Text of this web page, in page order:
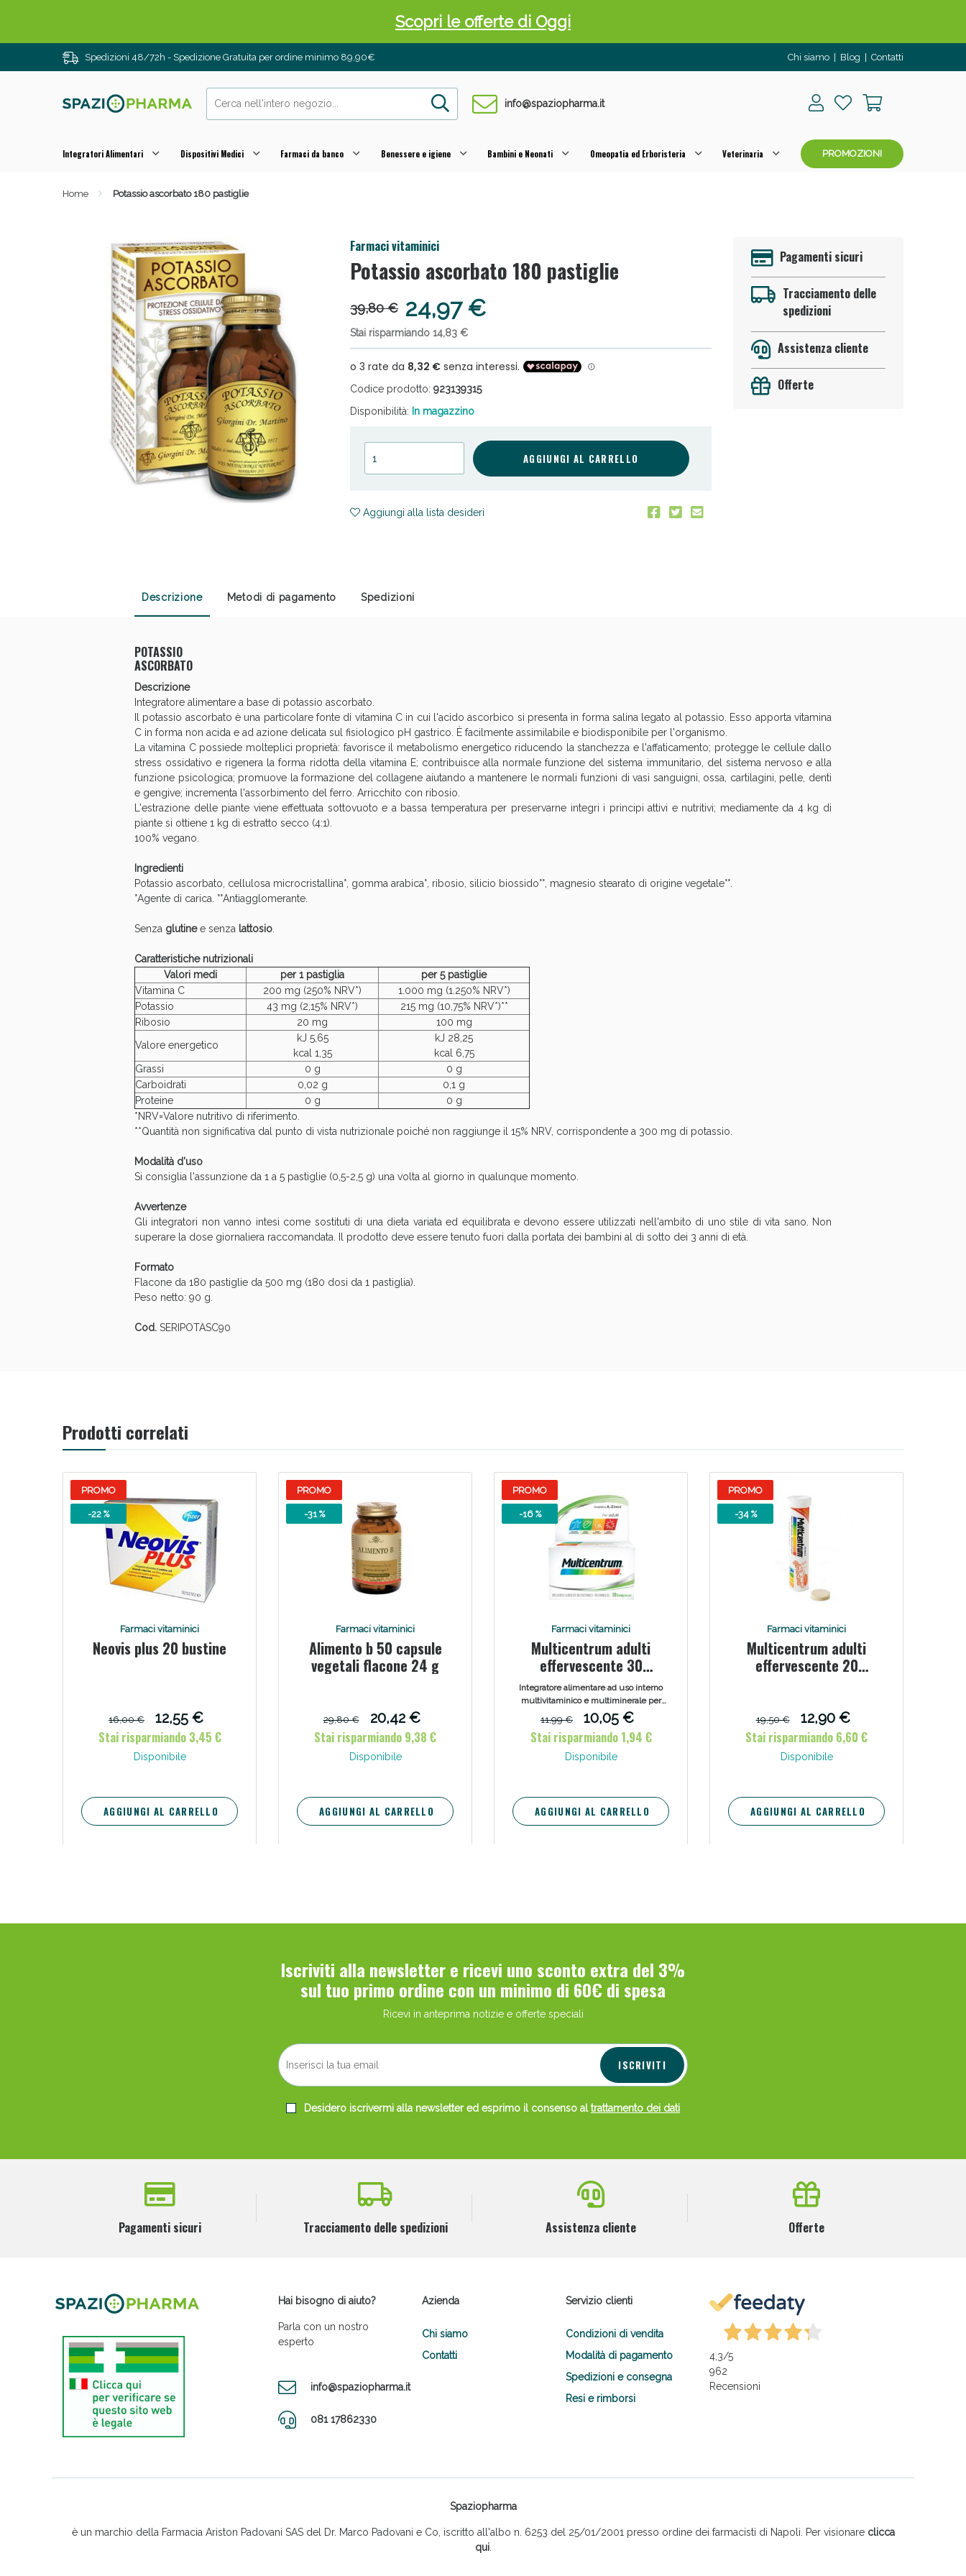
Spedizioni 48/72h - Spedizione Gratuita per ordine minimo 89,90€ Chi siamo Blog Contatti
info@spaziopharma.it
Integratori Alimentari Dispositivi Medici Farmaci da banco Benessere e igiene Bambini e Neonati Omeopatia ed Erboristeria Veterinaria PROMOZIONI
Home Potassio ascorbato 180 pastiglie
Farmaci vitaminici
Potassio ascorbato 180 pastiglie
39,80 € 24,97 €
Stai risparmiando 14,83 €
Codice prodotto: 923139315
Disponibilità: In magazzino
AGGIUNGI AL CARRELLO
Aggiungi alla lista desideri
Pagamenti sicuri
Tracciamento delle
spedizioni
Assistenza cliente
Offerte
Descrizione Metodi di pagamento Spedizioni
POTASSIO
ASCORBATO
Descrizione
Integratore alimentare a base di potassio ascorbato.
Il potassio ascorbato è una particolare fonte di vitamina C in cui l'acido ascorbico si presenta in forma salina legato al potassio. Esso apporta vitamina
C in forma non acida e ad azione delicata sul fisiologico pH gastrico. È facilmente assimilabile e biodisponibile per l'organismo.
La vitamina C possiede molteplici proprietà: favorisce il metabolismo energetico riducendo la stanchezza e l'affaticamento; protegge le cellule dallo
stress ossidativo e rigenera la forma ridotta della vitamina E; contribuisce alla normale funzione del sistema immunitario, del sistema nervoso e alla
funzione psicologica; promuove la formazione del collagene aiutando a mantenere le normali funzioni di vasi sanguigni, ossa, cartilagini, pelle, denti
e gengive; incrementa l'assorbimento del ferro. Arricchito con ribosio.
L'estrazione delle piante viene effettuata sottovuoto e a bassa temperatura per preservarne integri i principi attivi e nutritivi; mediamente da 4 kg di
piante si ottiene 1 kg di estratto secco (4:1).
100% vegano.
Ingredienti
Potassio ascorbato, cellulosa microcristallina°, gomma arabica°, ribosio, silicio biossido°°, magnesio stearato di origine vegetale°°.
°Agente di carica. °°Antiagglomerante.
Senza glutinee senza lattosio
Caratteristiche nutrizionali
Valori medi
per 1 pastiglia
per 5 pastiglie
Vitamina C
200 mg (250% NRV*)
1.000 mg (1.250% NRV*)
Potassio
43 mg (2,15% NRV*)
215 mg (10,75% NRV*)**
Ribosio
20 mg
100 mg
Valore energetico
kJ 5,65
kcal 1,35
kJ 28,25
kcal 6,75
Grassi
0 g
0 g
Carboidrati
0,02 g
0,1 g
Proteine
0 g
0 g
*NRV=Valore nutritivo di riferimento.
**Quantità non significativa dal punto di vista nutrizionale poiché non raggiunge il 15% NRV, corrispondente a 300 mg di potassio.
Modalità d'uso
Si consiglia l'assunzione da 1 a 5 pastiglie (0,5-2,5 g) una volta al giorno in qualunque momento.
Avvertenze
Gli integratori non vanno intesi come sostituti di una dieta variata ed equilibrata e devono essere utilizzati nell'ambito di uno stile di vita sano. Non
superare la dose giornaliera raccomandata. Il prodotto deve essere tenuto fuori dalla portata dei bambini al di sotto dei 3 anni di età.
Formato
Flacone da 180 pastiglie da 500 mg (180 dosi da 1 pastiglia).
Peso netto: 90 g.
Cod. SERIPOTASC90
Prodotti correlati
PROMO
-22 %
Farmaci vitaminici
Neovis plus 20 bustine
16,00 €
12,55 €
Stai risparmiando 3,45 €
Disponibile
AGGIUNGI AL CARRELLO
PROMO
-31 %
Farmaci vitaminici
Alimento b 50 capsule
vegetali flacone 24 g
29,80 €
20,42 €
Stai risparmiando 9,38 €
Disponibile
AGGIUNGI AL CARRELLO
PROMO
-16 %
Farmaci vitaminici
Multicentrum adulti
effervescente 30
compresse
Integratore alimentare ad uso interno
multivitaminico e multiminerale per
adulti, sotto forma di compresse
effervescenti.
11,99 €
10,05 €
Stai risparmiando 1,94 €
Disponibile
AGGIUNGI AL CARRELLO
PROMO
-34 %
Farmaci vitaminici
Multicentrum adulti
effervescente 20
19,50 €
12,90 €
Stai risparmiando 6,60 €
Disponibile
AGGIUNGI AL CARRELLO
Iscriviti alla newsletter e ricevi uno sconto extra del 3%
sul tuo primo ordine con un minimo di 60€ di spesa
Ricevi in anteprima notizie e offerte speciali
ISCRIVITI
Desidero iscrivermi alla newsletter ed esprimo il consenso al trattamento dei dati
Pagamenti sicuri Tracciamento delle spedizioni Assistenza cliente Offerte
Hai bisogno di aiuto?
Parla con un nostro
esperto
info@spaziopharma.it
081 17862330
Azienda
Chi siamo
Contatti
Servizio clienti
Condizioni di vendita
Modalità di pagamento
Spedizioni e consegna
Resi e rimborsi
4,3/5
962
Recensioni
Spaziopharma
è un marchio della Farmacia Ariston Padovani SAS del Dr. Marco Padovani e Co, iscritto all'albo n. 6253 del 25/01/2001 presso ordine dei farmacisti di Napoli. Per visionare clicca
qui.
Drenanti e Pancia Piatta: Sconti fino al 55% validi solo per OGGI!
Salini e Multivitaminici: oggi Sconto extra fino al 50%!
Anticellulite e Fanghi: Sconto fino al 40% valido oggi!
Sconto fino al 55% disponibile oggi!
Vie Urinarie e Prostata: Sconti fino al 45% oggi!
Scopri le offerte di Oggi